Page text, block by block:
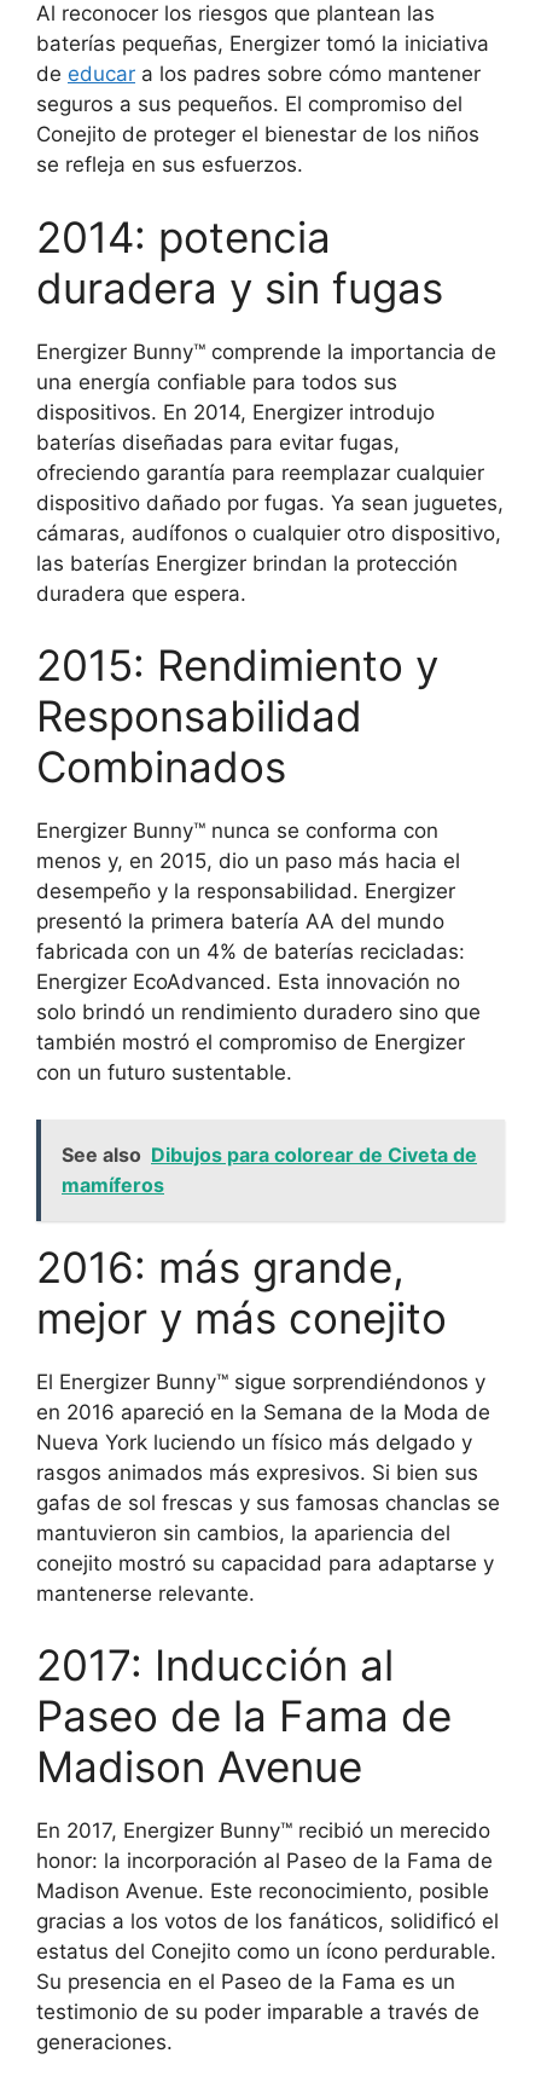
Al reconocer los riesgos que plantean las
baterías pequeñas, Energizer tomó la iniciativa
de educar a los padres sobre cómo mantener
seguros a sus pequeños. El compromiso del
Conejito de proteger el bienestar de los niños
se refleja en sus esfuerzos.
2014: potencia
duradera y sin fugas
Energizer Bunny™ comprende la importancia de
una energía confiable para todos sus
dispositivos. En 2014, Energizer introdujo
baterías diseñadas para evitar fugas,
ofreciendo garantía para reemplazar cualquier
dispositivo dañado por fugas. Ya sean juguetes,
cámaras, audífonos o cualquier otro dispositivo,
las baterías Energizer brindan la protección
duradera que espera.
2015: Rendimiento y
Responsabilidad
Combinados
Energizer Bunny™ nunca se conforma con
menos y, en 2015, dio un paso más hacia el
desempeño y la responsabilidad. Energizer
presentó la primera batería AA del mundo
fabricada con un 4% de baterías recicladas:
Energizer EcoAdvanced. Esta innovación no
solo brindó un rendimiento duradero sino que
también mostró el compromiso de Energizer
con un futuro sustentable.
See also Dibujos para colorear de Civeta de
mamíferos
2016: más grande,
mejor y más conejito
El Energizer Bunny™ sigue sorprendiéndonos y
en 2016 apareció en la Semana de la Moda de
Nueva York luciendo un físico más delgado y
rasgos animados más expresivos. Si bien sus
gafas de sol frescas y sus famosas chanclas se
mantuvieron sin cambios, la apariencia del
conejito mostró su capacidad para adaptarse y
mantenerse relevante.
2017: Inducción al
Paseo de la Fama de
Madison Avenue
En 2017, Energizer Bunny™ recibió un merecido
honor: la incorporación al Paseo de la Fama de
Madison Avenue. Este reconocimiento, posible
gracias a los votos de los fanáticos, solidificó el
estatus del Conejito como un ícono perdurable.
Su presencia en el Paseo de la Fama es un
testimonio de su poder imparable a través de
generaciones.